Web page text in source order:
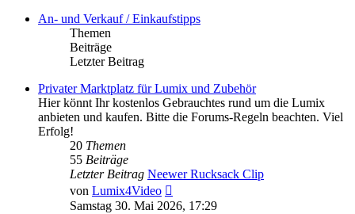
An- und Verkauf / Einkaufstipps
Themen
Beiträge
Letzter Beitrag
Privater Marktplatz für Lumix und Zubehör
Hier könnt Ihr kostenlos Gebrauchtes rund um die Lumix
anbieten und kaufen. Bitte die Forums-Regeln beachten. Viel
Erfolg!
20 Themen
55 Beiträge
Letzter Beitrag Neewer Rucksack Clip
von Lumix4Video
Beitrag
Samstag 30. Mai 2026, 17:29